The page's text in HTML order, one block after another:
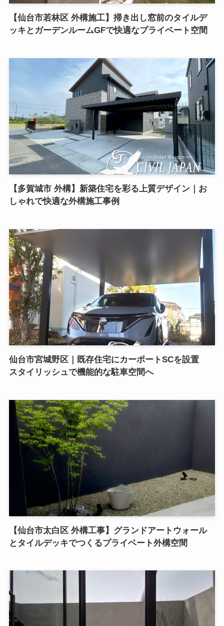
【仙台市若林区 外構施工】掃き出し窓前のタイルデ
ッキとガーデンルームGFで快適なプライベート空間
【多賀城市 外構】新築住宅を彩る上質デザイン｜お
しゃれで快適な外構施工事例
仙台市宮城野区｜既存住宅にカーポートSCを設置
スタイリッシュで機能的な駐車空間へ
【仙台市太白区 外構工事】グランドアートウォール
とタイルデッキでつくるプライベート外構空間